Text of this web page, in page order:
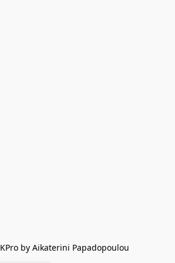
KPro by Aikaterini Papadopoulou